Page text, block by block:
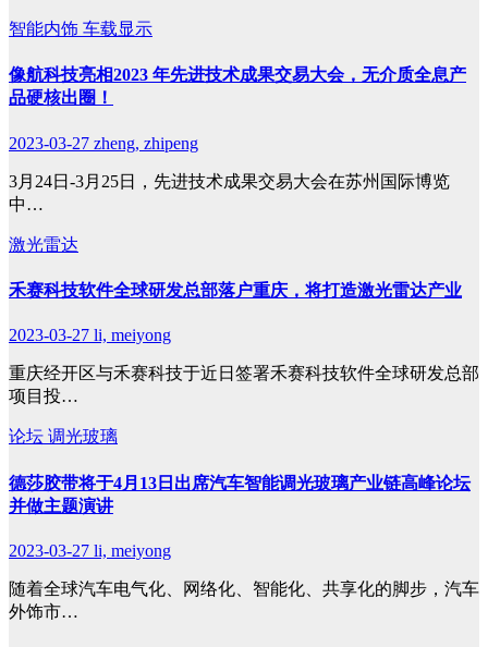
智能内饰 车载显示
像航科技亮相2023 年先进技术成果交易大会，无介质全息产
品硬核出圈！
2023-03-27 zheng, zhipeng
3月24日-3月25日，先进技术成果交易大会在苏州国际博览
中…
激光雷达
禾赛科技软件全球研发总部落户重庆，将打造激光雷达产业
2023-03-27 li, meiyong
重庆经开区与禾赛科技于近日签署禾赛科技软件全球研发总部
项目投…
论坛 调光玻璃
德莎胶带将于4月13日出席汽车智能调光玻璃产业链高峰论坛
并做主题演讲
2023-03-27 li, meiyong
随着全球汽车电气化、网络化、智能化、共享化的脚步，汽车
外饰市…